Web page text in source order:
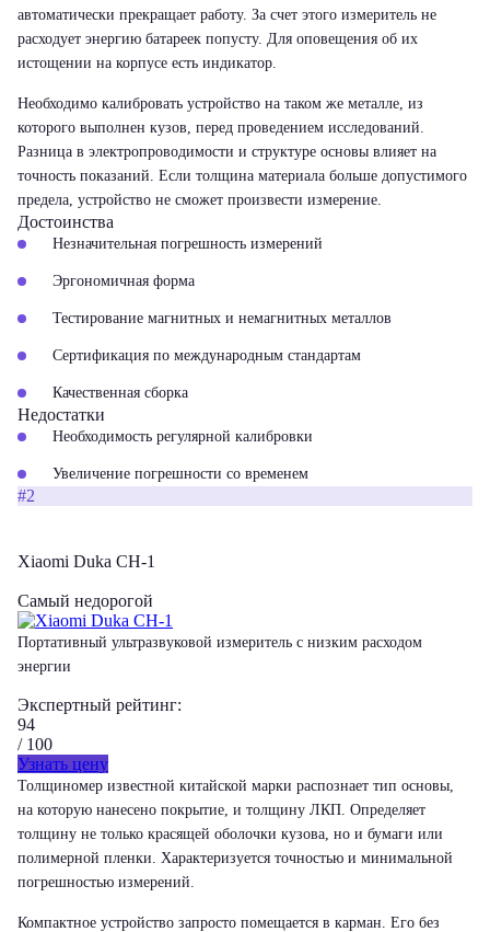
автоматически прекращает работу. За счет этого измеритель не
расходует энергию батареек попусту. Для оповещения об их
истощении на корпусе есть индикатор.
Необходимо калибровать устройство на таком же металле, из
которого выполнен кузов, перед проведением исследований.
Разница в электропроводимости и структуре основы влияет на
точность показаний. Если толщина материала больше допустимого
предела, устройство не сможет произвести измерение.
Достоинства
Незначительная погрешность измерений
Эргономичная форма
Тестирование магнитных и немагнитных металлов
Сертификация по международным стандартам
Качественная сборка
Недостатки
Необходимость регулярной калибровки
Увеличение погрешности со временем
#2
Xiaomi Duka CH-1
Самый недорогой
Портативный ультразвуковой измеритель с низким расходом
энергии
Экспертный рейтинг:
94
/ 100
Узнать цену
Толщиномер известной китайской марки распознает тип основы,
на которую нанесено покрытие, и толщину ЛКП. Определяет
толщину не только красящей оболочки кузова, но и бумаги или
полимерной пленки. Характеризуется точностью и минимальной
погрешностью измерений.
Компактное устройство запросто помещается в карман. Его без